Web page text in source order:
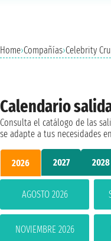
Home›Compañías›Celebrity
Calendario
Consulta el catálogo de las
se adapte a tus necesidades
2026 2027 2028
AGOSTO 2026
NOVIEMBRE 2026